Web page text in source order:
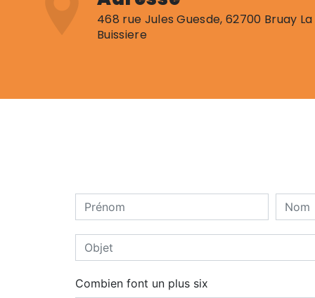
468 rue Jules Guesde, 62700 Bruay La
Buissiere
Combien font un plus six